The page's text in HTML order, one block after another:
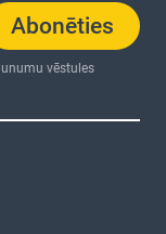
Abonēties
vēstules